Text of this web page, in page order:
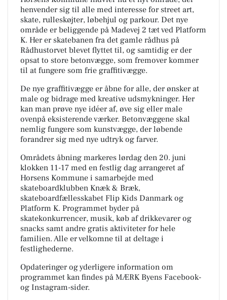
henvender sig til alle med interesse for street art,
skate, rulleskøjter, løbehjul og parkour. Det nye
område er beliggende på Madevej 2 tæt ved Platform
K. Her er skatebanen fra det gamle rådhus på
Rådhustorvet blevet flyttet til, og samtidig er der
opsat to store betonvægge, som fremover kommer
til at fungere som frie graffitivægge.
De nye graffitivægge er åbne for alle, der ønsker at
male og bidrage med kreative udsmykninger. Her
kan man prøve nye idéer af, øve sig eller male
ovenpå eksisterende værker. Betonvæggene skal
nemlig fungere som kunstvægge, der løbende
forandrer sig med nye udtryk og farver.
Områdets åbning markeres lørdag den 20. juni
klokken 11-17 med en festlig dag arrangeret af
Horsens Kommune i samarbejde med
skateboardklubben Knæk & Bræk,
skateboardfællesskabet Flip Kids Danmark og
Platform K. Programmet byder på
skatekonkurrencer, musik, køb af drikkevarer og
snacks samt andre gratis aktiviteter for hele
familien. Alle er velkomne til at deltage i
festlighederne.
Opdateringer og yderligere information om
programmet kan findes på MÆRK Byens Facebook-
og Instagram-sider.